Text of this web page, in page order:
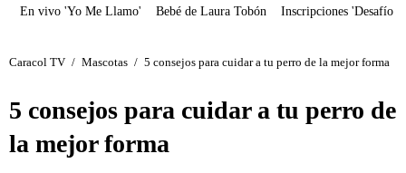
En vivo 'Yo Me Llamo' Bebé de Laura Tobón Inscripciones 'Desafío'
Caracol TV / Mascotas / 5 consejos para cuidar a tu perro de la mejor forma
5 consejos para cuidar a tu perro de
la mejor forma